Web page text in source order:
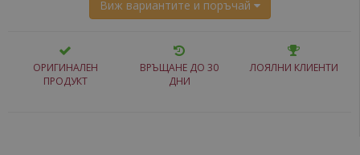
Виж вариантите и поръчай
ОРИГИНАЛЕН
ПРОДУКТ
ВРЪЩАНЕ ДО 30
ДНИ
ЛОЯЛНИ КЛИЕНТИ